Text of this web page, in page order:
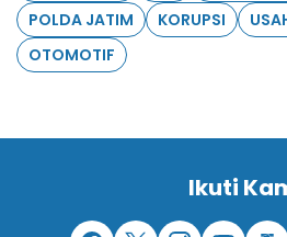
POLDA JATIM
KORUPSI
OTOMOTIF
Ikuti